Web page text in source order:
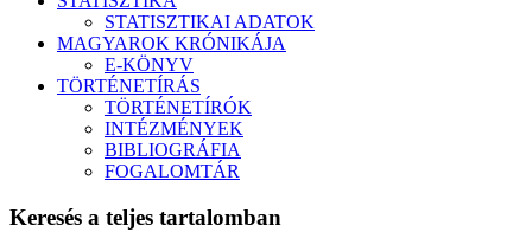
STATISZTIKAI ADATOK
MAGYAROK KRÓNIKÁJA
E-KÖNYV
TÖRTÉNETÍRÁS
TÖRTÉNETÍRÓK
INTÉZMÉNYEK
BIBLIOGRÁFIA
FOGALOMTÁR
Keresés a teljes tartalomban